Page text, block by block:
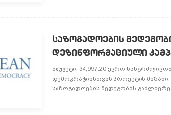
Საზოგადოების
დეზინფორმაციული
ბიუჯეტი: 34,997.20 ევრო
დემოკრატიისთვის პროექტის
საზოგადოების მედეგობის